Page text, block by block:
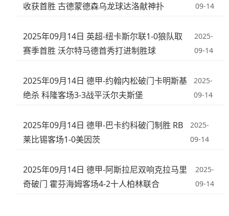
收获首胜 古德蒙德森乌龙球达洛献神扑
09-14
2025年09月14日 英超-纽卡斯尔联1-0狼队取
赛季首胜 沃尔特马德首秀打进制胜球
2025-
09-14
2025年09月14日 德甲-约翰内松破门卡明斯基
绝杀 科隆客场3-3战平沃尔夫斯堡
2025-
09-14
2025年09月14日 德甲-巴卡约科破门制胜 RB
莱比锡客场1-0美因茨
2025-
09-14
2025年09月14日 德甲-阿斯拉尼双响克拉马里
奇破门 霍芬海姆客场4-2十人柏林联合
2025-
09-14